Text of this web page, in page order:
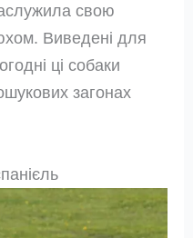
свою
Виведені для
ці собаки
загонах